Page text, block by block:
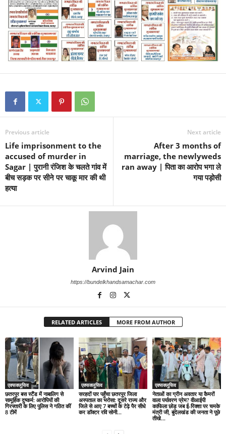
Previous article
Life imprisonment to the
accused of murder in
Sagar | पुरानी रंजिश के चलते गांव में
बीच सड़क पर सीने पर चाकू मार की थी
हत्या
Next article
After 3 months of
marriage, the newlyweds
ran away | पिता का आरोप भगा ले
गया पड़ोसी
Arvind Jain
https://bundelkhandsamachar.com
RELATED ARTICLES MORE FROM AUTHOR
एक्सक्लूसिव
छतरपुर बस स्टैंड में नाबालिग से
सामूहिक दुष्कर्म: आरोपियों की
गिरफ्तारी के लिए पुलिस ने गठित कीं
8 टीमें
एक्सक्लूसिव
सरहदों पार पहुँचा छतरपुर जिला
अस्पताल का भरोसा: दूसरे राज्य और
जिले से आए 7 बच्चों के टेढ़े पैर सीधे
कर डॉक्टर रवि सोनी...
एक्सक्लूसिव
नेताओं का ग्रीन अवतार या कैमरों
वाला पर्यावरण प्रेम? वीआईपी
काफिला छोड़ जब ई-रिक्शा पर चमके
मंत्री जी, बुंदेलखंड की जनता ने पूछे
तीखे...